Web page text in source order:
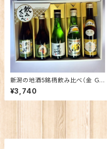
新潟の地酒5銘柄飲み比べ（金 ＧＯ
ＬＤ） 越乃寒梅 八海山 北雪金星
「感謝の酒」 朝日山 麒麟山
¥3,740